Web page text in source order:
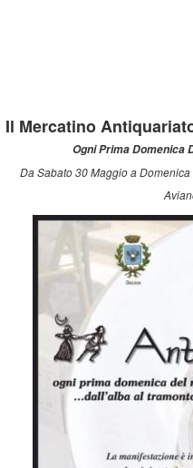
Il Mercatino
Ogni Prima Domenica
Da Sabato 30 Maggio a